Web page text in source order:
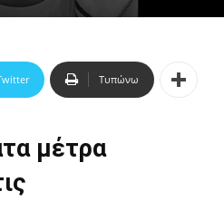
Τυπώνω
μέτρα